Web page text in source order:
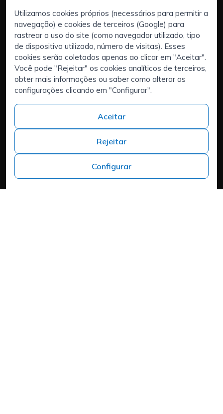
Utilizamos cookies próprios (necessários para permitir a
navegação) e cookies de terceiros (Google) para
rastrear o uso do site (como navegador utilizado, tipo
de dispositivo utilizado, número de visitas). Esses
cookies serão coletados apenas ao clicar em "Aceitar".
Você pode "Rejeitar" os cookies analíticos de terceiros,
obter mais informações ou saber como alterar as
configurações clicando em "Configurar".
Aceitar
Rejeitar
Configurar
Services:
Empresas
Executive Search | Seleção de Executivos
Externalização de RH (RPO)
Áreas de interesse:
É talentoso e está à procura de um novo desafio?
Quem somos
Contacto
Trabalhar na ISPROX
Teléfono